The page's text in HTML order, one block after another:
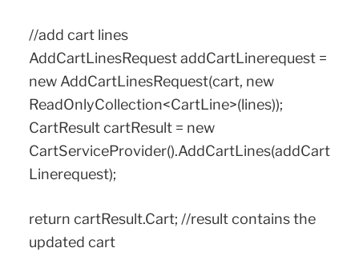
//add cart lines
AddCartLinesRequest addCartLinerequest =
new AddCartLinesRequest(cart, new
ReadOnlyCollection<CartLine>(lines));
CartResult cartResult = new
CartServiceProvider().AddCartLines(addCart
Linerequest);
return cartResult.Cart; //result contains the
updated cart